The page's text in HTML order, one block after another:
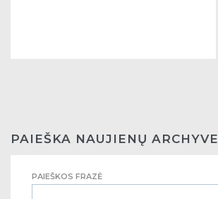
PAIEŠKA NAUJIENŲ ARCHYVE
PAIEŠKOS FRAZĖ